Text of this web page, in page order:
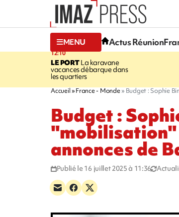
MENU Actus Réunion
12:10
LE PORTLa karavane
vacances débarque dans
les quartiers
Accueil France - Monde Budget : Sophie
Budget :
"mobilisation"
annonces de
Publié le 16 juillet 2025 à 11:36